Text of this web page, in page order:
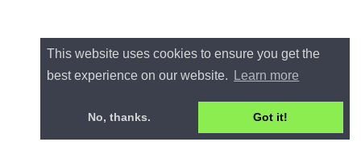
This website uses cookies to ensure you get the
best experience on our website.
Learn more
No, thanks. Got it!